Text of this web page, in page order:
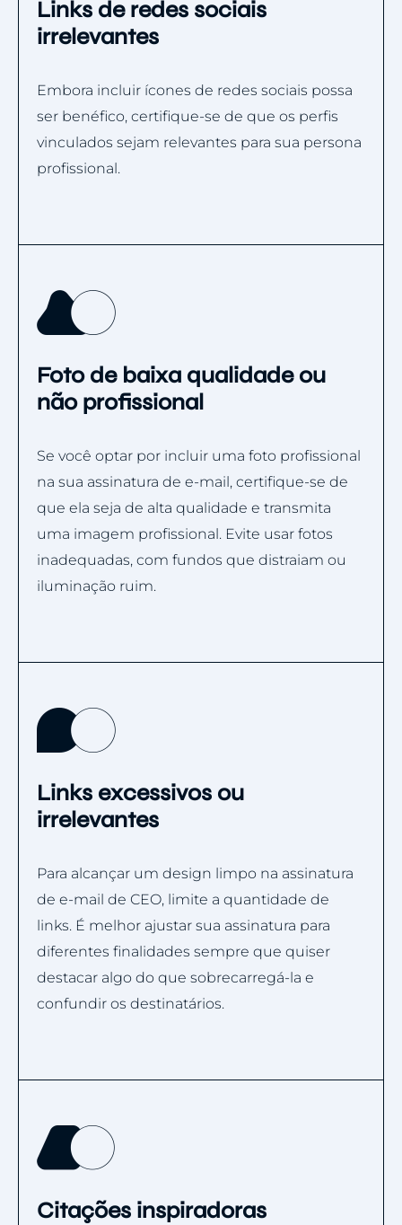
Links de redes sociais
irrelevantes
Embora incluir ícones de redes sociais possa
ser benéfico, certifique-se de que os perfis
vinculados sejam relevantes para sua persona
profissional.
Foto de baixa qualidade ou
não profissional
Se você optar por incluir uma foto profissional
na sua assinatura de e-mail, certifique-se de
que ela seja de alta qualidade e transmita
uma imagem profissional. Evite usar fotos
inadequadas, com fundos que distraiam ou
iluminação ruim.
Links excessivos ou
irrelevantes
Para alcançar um design limpo na assinatura
de e-mail de CEO, limite a quantidade de
links. É melhor ajustar sua assinatura para
diferentes finalidades sempre que quiser
destacar algo do que sobrecarregá-la e
confundir os destinatários.
Citações inspiradoras